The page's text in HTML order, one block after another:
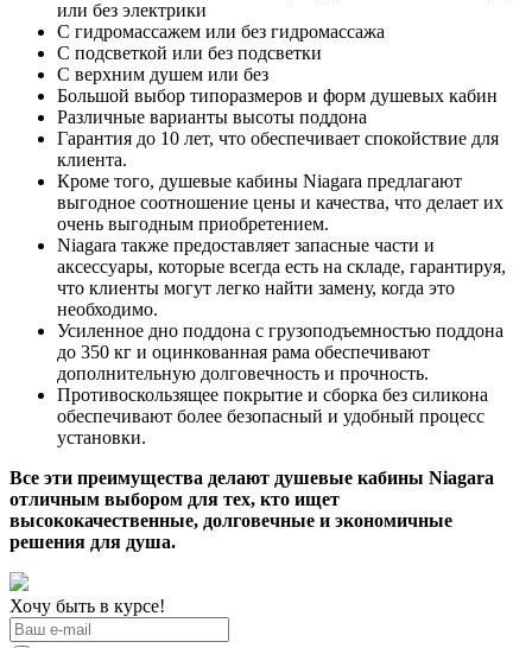
или без электрики
С гидромассажем или без гидромассажа
С подсветкой или без подсветки
С верхним душем или без
Большой выбор типоразмеров и форм душевых кабин
Различные варианты высоты поддона
Гарантия до 10 лет, что обеспечивает спокойствие для
клиента.
Кроме того, душевые кабины Niagara предлагают
выгодное соотношение цены и качества, что делает их
очень выгодным приобретением.
Niagara также предоставляет запасные части и
аксессуары, которые всегда есть на складе, гарантируя,
что клиенты могут легко найти замену, когда это
необходимо.
Усиленное дно поддона с грузоподъемностью поддона
до 350 кг и оцинкованная рама обеспечивают
дополнительную долговечность и прочность.
Противоскользящее покрытие и сборка без силикона
обеспечивают более безопасный и удобный процесс
установки.
Все эти преимущества делают душевые кабины Niagara
отличным выбором для тех, кто ищет
высококачественные, долговечные и экономичные
решения для душа.
Хочу быть в курсе!